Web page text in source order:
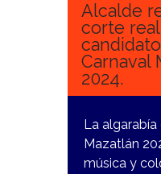
Alcalde
corte
Carnaval
2024.
La
Mazatlán
música y